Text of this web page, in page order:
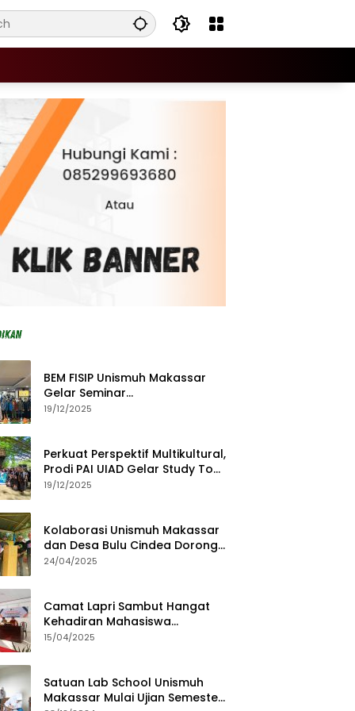
BEM FISIP Unismuh Makassar
Gelar Seminar
Keperempuanan, Bahas
19/12/2025
Perkuat Perspektif Multikultural,
Prodi PAI UIAD Gelar Study Tour
ke Kajang
19/12/2025
Kolaborasi Unismuh Makassar
dan Desa Bulu Cindea Dorong
Sentra Garam Industri
24/04/2025
Camat Lapri Sambut Hangat
Kehadiran Mahasiswa
PoltekMu
15/04/2025
Satuan Lab School Unismuh
Makassar Mulai Ujian Semester,